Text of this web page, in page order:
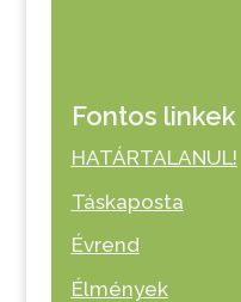
Fontos linkek
HATÁRTALANUL!
Táskaposta
Évrend
Élmények